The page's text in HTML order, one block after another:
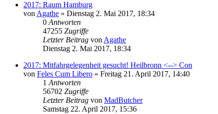
2017: Raum Hamburg
von Agathe » Dienstag 2. Mai 2017, 18:34
0 Antworten
47255 Zugriffe
Letzter Beitrag von Agathe
Dienstag 2. Mai 2017, 18:34
2017: Mitfahrgelegenheit gesucht! Heilbronn <--> Con
von Feles Cum Libero » Freitag 21. April 2017, 14:40
1 Antworten
56702 Zugriffe
Letzter Beitrag von MadButcher
Samstag 22. April 2017, 15:36